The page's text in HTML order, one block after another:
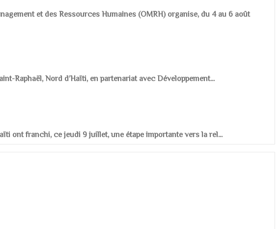
et des Ressources Humaines (OMRH) organise, du 4 au 6 août
Raphaël, Nord d’Haïti, en partenariat avec Développement...
ont franchi, ce jeudi 9 juillet, une étape importante vers la rel...